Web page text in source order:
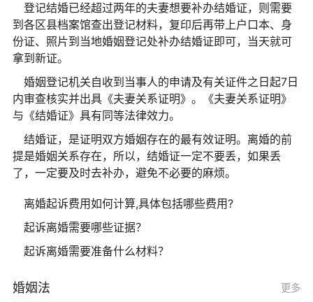
登记结婚已经超过两年的夫妻想要补办结婚证，则需要
到各区县档案馆查出登记材料，复印后再带上户口本、身
份证、照片到当地婚姻登记处补办结婚证即可，当天就可
拿到新证。
婚姻登记机关自收到当事人的申请及有关证件之日起7日
内审查核实并出具《夫妻关系证明》。《夫妻关系证明》
与《结婚证》具有同等法律效力。
结婚证，是证明双方婚姻存在的最有效证明。离婚的前
提是婚姻关系存在，所以，结婚证一定不要丢，如果丢
了，一定要及时去补办，避免不必要的麻烦。
离婚起诉费用如何计算,具体包括哪些费用?
起诉离婚需要哪些证据？
起诉离婚需要准备什么材料？
婚姻法 更多